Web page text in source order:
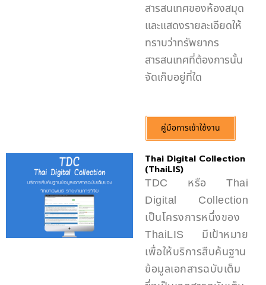
สารสนเทศของห้องสมุด
และแสดงรายละเอียดให้
ทราบว่าทรัพยากร
สารสนเทศที่ต้องการนั้น
จัดเก็บอยู่ที่ใด
คู่มือการเข้าใช้งาน
Thai Digital Collection
(ThaiLIS)
TDC หรือ Thai
Digital Collection
เป็นโครงการหนึ่งของ
ThaiLIS มีเป้าหมาย
เพื่อให้บริการสืบค้นฐาน
ข้อมูลเอกสารฉบับเต็ม